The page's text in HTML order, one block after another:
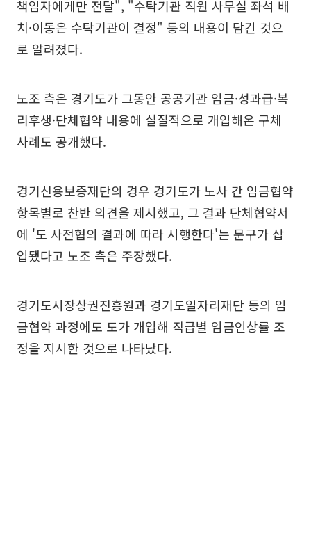
책임자에게만 전달", "수탁기관 직원 사무실 좌석 배
치·이동은 수탁기관이 결정" 등의 내용이 담긴 것으
로 알려졌다.
노조 측은 경기도가 그동안 공공기관 임금·성과급·복
리후생·단체협약 내용에 실질적으로 개입해온 구체
사례도 공개했다.
경기신용보증재단의 경우 경기도가 노사 간 임금협약
항목별로 찬반 의견을 제시했고, 그 결과 단체협약서
에 '도 사전협의 결과에 따라 시행한다'는 문구가 삽
입됐다고 노조 측은 주장했다.
경기도시장상권진흥원과 경기도일자리재단 등의 임
금협약 과정에도 도가 개입해 직급별 임금인상률 조
정을 지시한 것으로 나타났다.